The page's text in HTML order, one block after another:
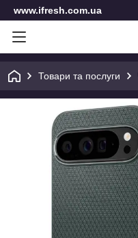
www.ifresh.com.ua
Товари та послуги